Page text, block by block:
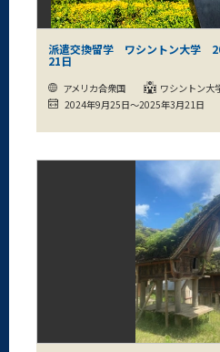
派遣交換留学 ワシントン大学
21日
アメリカ合衆国
ワシントン大
2024年9月25日～2025年3月21日